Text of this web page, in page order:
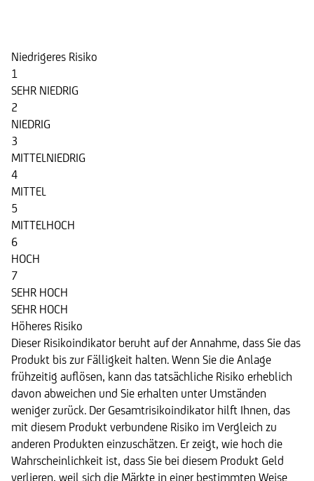
Niedrigeres Risiko
1
SEHR NIEDRIG
2
NIEDRIG
3
MITTELNIEDRIG
4
MITTEL
5
MITTELHOCH
6
HOCH
7
SEHR HOCH
SEHR HOCH
Höheres Risiko
Dieser Risikoindikator beruht auf der Annahme, dass Sie das
Produkt bis zur Fälligkeit halten. Wenn Sie die Anlage
frühzeitig auflösen, kann das tatsächliche Risiko erheblich
davon abweichen und Sie erhalten unter Umständen
weniger zurück. Der Gesamtrisikoindikator hilft Ihnen, das
mit diesem Produkt verbundene Risiko im Vergleich zu
anderen Produkten einzuschätzen. Er zeigt, wie hoch die
Wahrscheinlichkeit ist, dass Sie bei diesem Produkt Geld
verlieren, weil sich die Märkte in einer bestimmten Weise